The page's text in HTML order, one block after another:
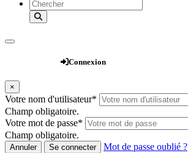
Connexion
×
Votre nom d'utilisateur*
Champ obligatoire.
Votre mot de passe*
Champ obligatoire.
Annuler Se connecter
Mot de passe oublié ?